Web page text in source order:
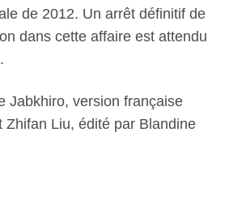
de 2012. Un arrêt définitif de
dans cette affaire est attendu
Jabkhiro, version française
Zhifan Liu, édité par Blandine